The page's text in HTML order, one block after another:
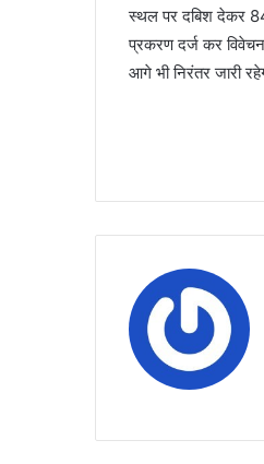
स्थल पर दबिश देकर
प्रकरण दर्ज कर
आगे भी निरंतर जारी